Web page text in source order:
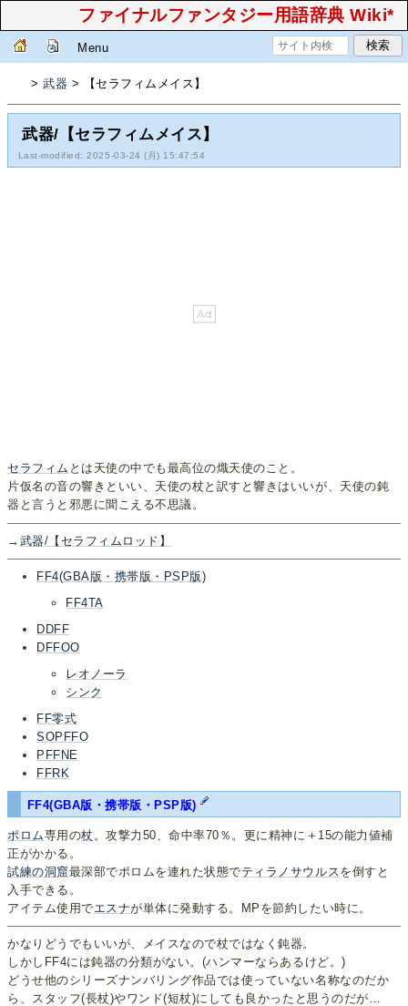
ファイナルファンタジー用語辞典 Wiki*
Menu
>武器 > 【セラフィムメイス】
武器/【セラフィムメイス】
Last-modified: 2025-03-24 (月) 15:47:54
セラフィム とは天使の中でも最高位の熾天使のこと。
片仮名の音の響きといい、天使の杖と訳すと響きはいいが、天使の鈍
器と言うと邪悪に聞こえる不思議。
→ 武器/【セラフィムロッド】
FF4(GBA版・携帯版・PSP版)
FF4TA
DDFF
DFFOO
レオノーラ
シンク
FF零式
SOPFFO
PFFNE
FFRK
FF4(GBA版・携帯版・PSP版)
ポロム専用の杖 。攻撃力50、命中率70％。更に精神に＋15の能力値補
正がかかる。
試練の洞窟最深部でポロムを連れた状態でティラノサウルス を倒すと
入手できる。
アイテム使用でエスナが単体に発動する。MPを節約したい時に。
かなりどうでもいいが、メイスなので杖ではなく鈍器。
しかしFF4には鈍器の分類がない。(ハンマーならあるけど。)
どうせ他のシリーズナンバリング作品では使っていない名称なのだか
ら、スタッフ(長杖)やワンド(短杖)にしても良かったと思うのだが…